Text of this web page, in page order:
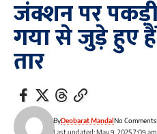
जंक्शन पर
गया से जुड़े हुए
तार
Last updated: May 9, 2025 7:09 am
ByDeobarat MandalNo Comments